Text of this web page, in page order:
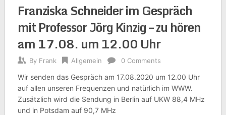
Franziska Schneider im Gespräch
mit Professor Jörg Kinzig – zu hören
am 17.08. um 12.00 Uhr
By Frank Allgemein 0 Comments
Wir senden das Gespräch am 17.08.2020 um 12.00 Uhr
auf allen unseren Frequenzen und natürlich im WWW.
Zusätzlich wird die Sendung in Berlin auf UKW 88,4 MHz
und in Potsdam auf 90,7 MHz